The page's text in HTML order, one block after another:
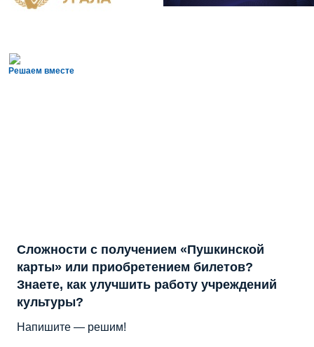
Решаем вместе
Сложности с получением «Пушкинской
карты» или приобретением билетов?
Знаете, как улучшить работу учреждений
культуры?
Напишите — решим!